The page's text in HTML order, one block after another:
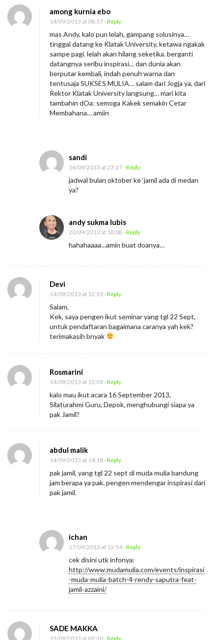
3
among kurnia ebo
14/09/2013 at 08:37- Reply
mas Andy, kalo pun lelah, gampang solusinya…
tinggal datang ke Klatak University, ketawa ngakak
sampe pagi. lelah akan hilang seketika. berganti
datangnya seribu inspirasi… dan dunia akan
berputar kembali, indah penuh warna dan
tentusaja SUKSES MULIA… salam dari Jogja ya, dari
Rektor Klatak University langsung… mari kita
tambahin dOa: semoga Kakek semakin Cetar
Membahana… amiin
sandi
16/09/2013 at 23:27- Reply
jadwal bulan oktober ke ‘jamil ada di medan
ya?
andy sukma lubis
20/09/2013 at 18:08- Reply
hahahaaaa…amin buat doanya…
Devi
14/09/2013 at 12:53 - Reply
Salam,
Kek, saya pengen ikut seminar yang tgl 22 Sept,
untuk pendaftaran bagaimana caranya yah kek?
terimakasih bnyak
Rosmarini
14/09/2013 at 13:09- Reply
kalo mau ikut acara 16 September 2013,
Silaturahmi Guru, Depok, menghubungi siapa ya
pak Jamil?
abdul malik
14/09/2013 at 14:18- Reply
pak jamil, yang tgl 22 sept di muda mulia bandung
jam berapa ya pak. pengen mendengar inspirasi dari
pak jamil.
ichan
17/09/2013 at 15:54- Reply
cek disini utk infonya:
http://www.mudamulia.com/events/inspirasi
-muda-mulia-batch-4-rendy-saputra-feat-
jamil-azzaini/
SADE MAKKA
15/09/2013 at 02:30- Reply